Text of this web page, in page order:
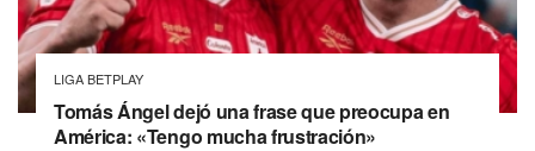
LIGA BETPLAY
Tomás Ángel dejó una frase que preocupa en
América: «Tengo mucha frustración»